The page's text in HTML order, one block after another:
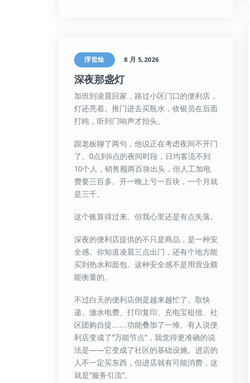
浮世绘 8 月 5,2026
深夜那盏灯
加班到凌晨回家，路过小区门口的便利店，
灯还亮着。推门进去买瓶水，收银员在后面
打盹，听到门响声才抬头。
跟老板聊了两句，他说正在考虑夜间不开门
了。0点到6点的夜间时段，日均客流不到
10个人，销售额两百块出头，但人工加电
费要三百多。开一晚上亏一百块，一个月就
是三千。
这个账算得过来。但我心里还是有点失落。
深夜的便利店提供的不只是商品，是一种安
全感。你知道凌晨三点出门，还有个地方能
买到热水和面包。这种安全感不是用营业额
能衡量的。
不过白天的便利店倒是越来越忙了。取快
递、缴水电费、打印复印、充电宝租借、社
区团购自提……功能叠加了一堆。有人说便
利店变成了”万能节点”，我觉得更准确的说
法是——它变成了社区的基础设施。进店的
人不一定买东西，但进店就有可能消费，这
就是”服务引流”。